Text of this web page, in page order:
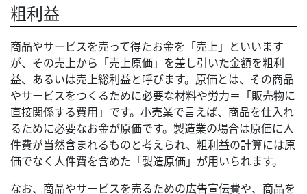
粗利益
商品やサービスを売って得たお金を「売上」といいます
が、その売上から「売上原価」を差し引いた金額を粗利
益、あるいは売上総利益と呼びます。原価とは、その商品
やサービスをつくるために必要な材料や労力＝「販売物に
直接関係する費用」です。小売業で言えば、商品を仕入れ
るために必要なお金が原価です。製造業の場合は原価に人
件費が当然含まれるものと考えられ、粗利益の計算には原
価でなく人件費を含めた「製造原価」が用いられます。
なお、商品やサービスを売るための広告宣伝費や、商品を